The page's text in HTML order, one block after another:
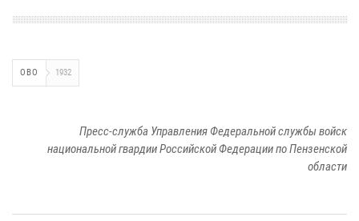
ОВО 1932
Пресс-служба Управления Федеральной службы войск
национальной гвардии Российской Федерации по Пензенской
области